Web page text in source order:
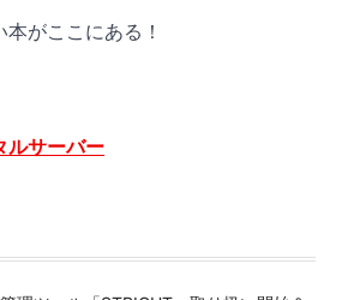
がここにある！
ルサーバー